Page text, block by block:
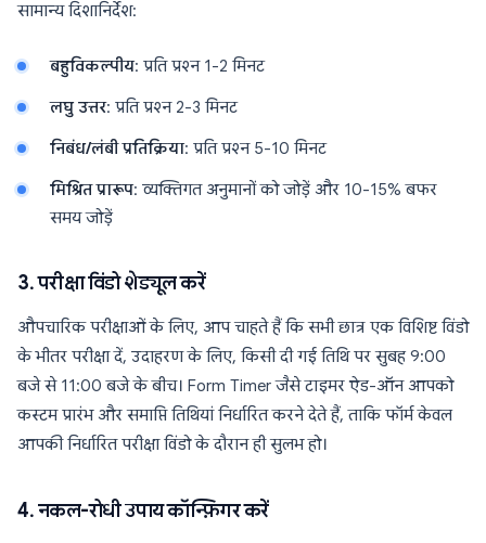
सामान्य दिशानिर्देश:
बहुविकल्पीय: प्रति प्रश्न 1-2 मिनट
लघु उत्तर: प्रति प्रश्न 2-3 मिनट
निबंध/लंबी प्रतिक्रिया: प्रति प्रश्न 5-10 मिनट
मिश्रित प्रारूप: व्यक्तिगत अनुमानों को जोड़ें और 10-15% बफर
समय जोड़ें
3. परीक्षा विंडो शेड्यूल करें
औपचारिक परीक्षाओं के लिए, आप चाहते हैं कि सभी छात्र एक विशिष्ट विंडो
के भीतर परीक्षा दें, उदाहरण के लिए, किसी दी गई तिथि पर सुबह 9:00
बजे से 11:00 बजे के बीच। Form Timer जैसे टाइमर ऐड-ऑन आपको
कस्टम प्रारंभ और समाप्ति तिथियां निर्धारित करने देते हैं, ताकि फॉर्म केवल
आपकी निर्धारित परीक्षा विंडो के दौरान ही सुलभ हो।
4. नकल-रोधी उपाय कॉन्फ़िगर करें